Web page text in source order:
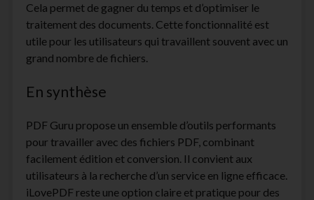
Cela permet de gagner du temps et d’optimiser le
traitement des documents. Cette fonctionnalité est
utile pour les utilisateurs qui travaillent souvent avec un
grand nombre de fichiers.
En synthèse
PDF Guru propose un ensemble d’outils performants
pour travailler avec des fichiers PDF, combinant
facilement édition et conversion. Il convient aux
utilisateurs à la recherche d’un service en ligne efficace.
iLovePDF reste une option claire et pratique pour des